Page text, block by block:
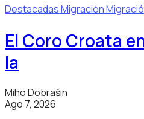
DestacadasMigración
El Coro Croata
la
Miho Dobrašin
Ago 7, 2026